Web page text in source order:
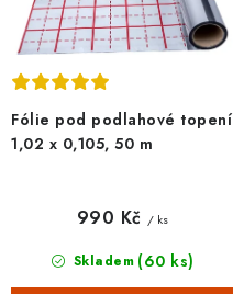
u
k
t
ů
d
u
k
t
ů
Fólie pod podlahové topení
1,02 x 0,105, 50 m
Skladem (60 ks)
990 Kč / ks